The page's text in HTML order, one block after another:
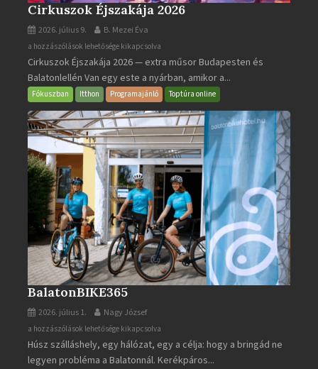
Cirkuszok Éjszakája 2026
2026. július 9. B. Mezei Éva
Cirkuszok
Éjszakája
2026
bejegyzéshez
a hozzászólások lehetősége kikapcsolva
Cirkuszok Éjszakája 2026 — extra műsor Budapesten és
Balatonlellén Van egy este a nyárban, amikor a...
Fókuszban Itthon Programajánló Toptúra online
BalatonBIKE365
2026. július 1. Nagy József
BalatonBIKE365
bejegyzéshez
a hozzászólások lehetősége kikapcsolva
Húsz szálláshely, egy hálózat, egy a célja: hogy a bringád ne
legyen probléma a Balatonnál. Kerékpáros...